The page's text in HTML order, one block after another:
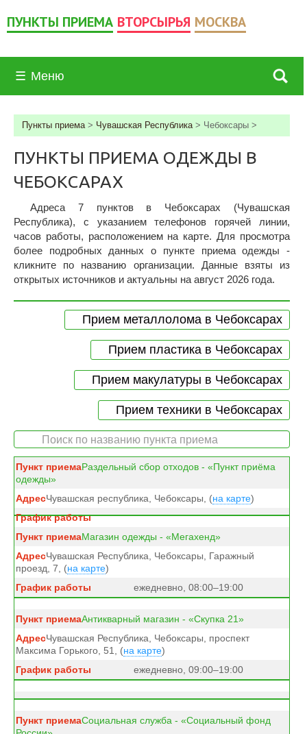
ПУНКТЫ ПРИЕМА ВТОРСЫРЬЯ МОСКВА
☰ Меню
Пункты приема> Чувашская Республика> Чебоксары >
ПУНКТЫ ПРИЕМА ОДЕЖДЫ В
ЧЕБОКСАРАХ
Адреса 7 пунктов в Чебоксарах (Чувашская
Республика), c указанием телефонов горячей линии,
часов работы, расположением на карте. Для просмотра
более подробных данных о пункте приема одежды -
кликните по названию организации. Данные взяты из
открытых источников и актуальны на август 2026 года.
Прием металлолома в Чебоксарах
Прием пластика в Чебоксарах
Прием макулатуры в Чебоксарах
Прием техники в Чебоксарах
Раздельный сбор отходов - «Пункт приёма
одежды»
Чувашская республика, Чебоксары, (на карте)
Магазин одежды - «Мегахенд»
Чувашская Республика, Чебоксары, Гаражный
проезд, 7, (на карте)
ежедневно, 08:00–19:00
Антикварный магазин - «Скупка 21»
Чувашская Республика, Чебоксары, проспект
Максима Горького, 51, (на карте)
ежедневно, 09:00–19:00
Социальная служба - «Социальный фонд